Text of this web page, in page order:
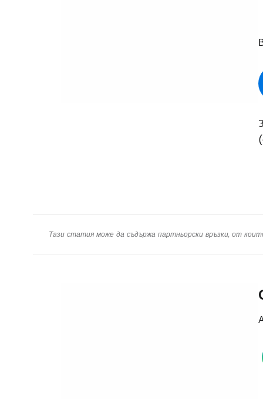
Тази статия може да съдържа партньорски връзки, от